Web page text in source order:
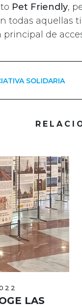
Pet Friendly,
todas aquellas
de
SOLIDARIA
LAS